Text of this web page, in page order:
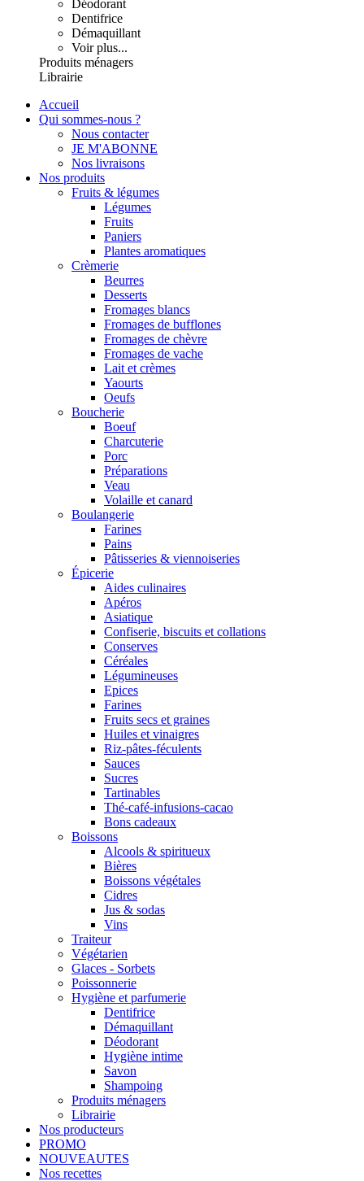
Déodorant
Dentifrice
Démaquillant
Voir plus...
Produits ménagers
Librairie
Accueil
Qui sommes-nous ?
Nous contacter
JE M'ABONNE
Nos livraisons
Nos produits
Fruits & légumes
Légumes
Fruits
Paniers
Plantes aromatiques
Crèmerie
Beurres
Desserts
Fromages blancs
Fromages de bufflones
Fromages de chèvre
Fromages de vache
Lait et crèmes
Yaourts
Oeufs
Boucherie
Boeuf
Charcuterie
Porc
Préparations
Veau
Volaille et canard
Boulangerie
Farines
Pains
Pâtisseries & viennoiseries
Épicerie
Aides culinaires
Apéros
Asiatique
Confiserie, biscuits et collations
Conserves
Céréales
Légumineuses
Epices
Farines
Fruits secs et graines
Huiles et vinaigres
Riz-pâtes-féculents
Sauces
Sucres
Tartinables
Thé-café-infusions-cacao
Bons cadeaux
Boissons
Alcools & spiritueux
Bières
Boissons végétales
Cidres
Jus & sodas
Vins
Traiteur
Végétarien
Glaces - Sorbets
Poissonnerie
Hygiène et parfumerie
Dentifrice
Démaquillant
Déodorant
Hygiène intime
Savon
Shampoing
Produits ménagers
Librairie
Nos producteurs
PROMO
NOUVEAUTES
Nos recettes